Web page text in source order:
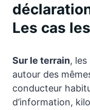
Les cas
Sur le terrain,
autour des
conducteur
d’information,